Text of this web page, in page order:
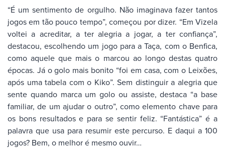
“É um sentimento de orgulho. Não imaginava fazer tantos
jogos em tão pouco tempo”, começou por dizer. “Em Vizela
voltei a acreditar, a ter alegria a jogar, a ter confiança”,
destacou, escolhendo um jogo para a Taça, com o Benfica,
como aquele que mais o marcou ao longo destas quatro
épocas. Já o golo mais bonito “foi em casa, com o Leixões,
após uma tabela com o Kiko”. Sem distinguir a alegria que
sente quando marca um golo ou assiste, destaca “a base
familiar, de um ajudar o outro”, como elemento chave para
os bons resultados e para se sentir feliz. “Fantástica” é a
palavra que usa para resumir este percurso. E daqui a 100
jogos? Bem, o melhor é mesmo ouvir…